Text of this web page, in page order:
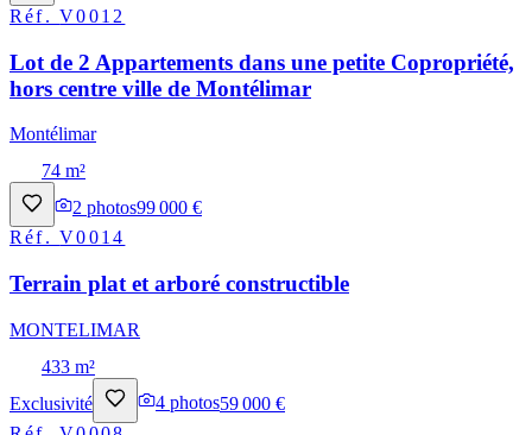
Réf.V0012
Lot de 2 Appartements dans une petite Copropriété,
hors centre ville de Montélimar
Montélimar
74 m²
2 photos99 000 €
Réf.V0014
Terrain plat et arboré constructible
MONTELIMAR
433 m²
Exclusivité
4 photos59 000 €